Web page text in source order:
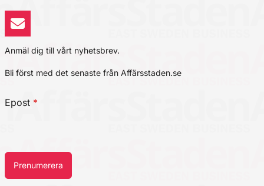
Anmäl dig till vårt nyhetsbrev.
Bli först med det senaste från Affärsstaden.se
Epost *
Prenumerera